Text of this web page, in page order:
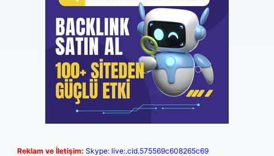
Reklam ve İletişim: Skype: live:.cid.575569c608265c69